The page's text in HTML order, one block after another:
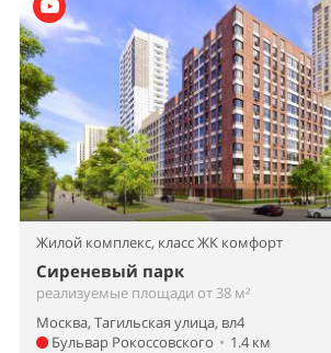
Жилой комплекс, класс ЖК комфорт
Сиреневый парк
реализуемые площади от 38 м²
Москва, Тагильская улица, вл4
Бульвар Рокоссовского • 1.4 км